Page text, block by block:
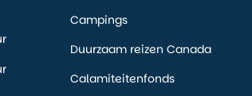
Campings
Duurzaam reizen Canada
Calamiteitenfonds